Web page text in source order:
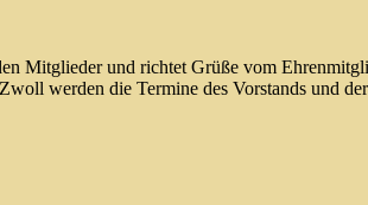
Mitglieder und richtet Grüße vom
werden die Termine des Vorstands und